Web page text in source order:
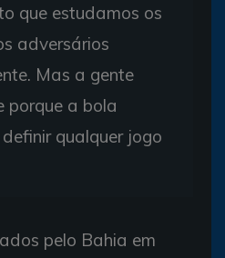
que estudamos os
adversários
Mas a gente
a bola
qualquer jogo
pelo Bahia em